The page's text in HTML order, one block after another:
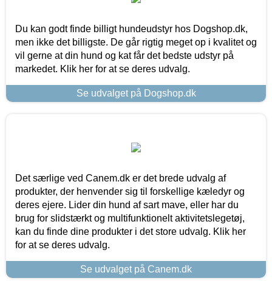
Du kan godt finde billigt hundeudstyr hos Dogshop.dk,
men ikke det billigste. De går rigtig meget op i kvalitet og
vil gerne at din hund og kat får det bedste udstyr på
markedet. Klik her for at se deres udvalg.
Se udvalget på Dogshop.dk
Det særlige ved Canem.dk er det brede udvalg af
produkter, der henvender sig til forskellige kæledyr og
deres ejere. Lider din hund af sart mave, eller har du
brug for slidstærkt og multifunktionelt aktivitetslegetøj,
kan du finde dine produkter i det store udvalg. Klik her
for at se deres udvalg.
Se udvalget på Canem.dk